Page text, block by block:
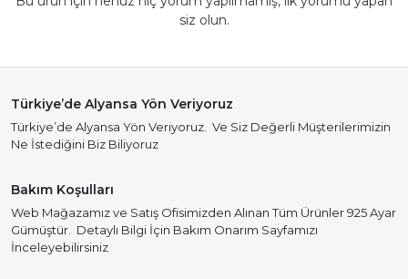
siz olun.
Türkiye’de Alyansa Yön Veriyoruz
Türkiye’de Alyansa Yön Veriyoruz. Ve Siz Değerli Müşterilerimizin
Ne İstediğini Biz Biliyoruz
Bakım Koşulları
Web Mağazamız ve Satış Ofisimizden Alınan Tüm Ürünler 925 Ayar
Gümüştür. Detaylı Bilgi İçin Bakım Onarım Sayfamızı
İnceleyebilirsiniz